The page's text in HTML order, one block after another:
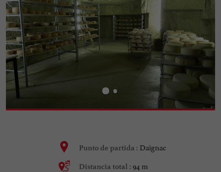
Punto de partida : Daignac
Distancia total : 94 m